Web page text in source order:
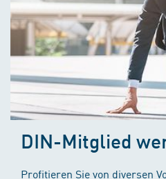
DIN-Mitglied
Profitieren Sie von diversen